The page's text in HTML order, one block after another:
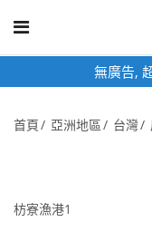
無廣告,
首頁 亞洲地區 台灣
枋寮漁港1